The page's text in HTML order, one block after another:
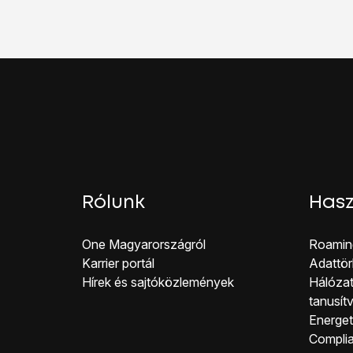
Rólunk
One Magyar országról
Karrier portál
Hírek és sajtóközlemények
Co